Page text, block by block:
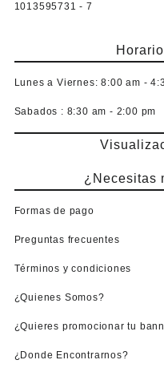
1013595731 - 7
Lunes a Viernes: 8:00 am -
Sabados : 8:30 am - 2:00 pm
¿Necesitas
Formas de pago
Preguntas frecuentes
Términos y condiciones
¿Quienes Somos?
¿Quieres promocionar tu
¿Donde Encontrarnos?